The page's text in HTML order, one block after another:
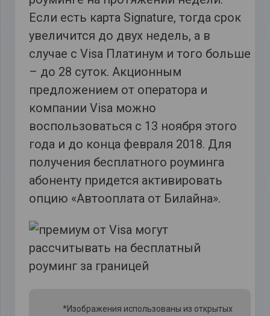
Если есть карта Signature, тогда срок
увеличится до двух недель, а в
случае с Visa Платинум и того больше
– до 28 суток. Акционным
предложением от оператора и
компании Visa можно
воспользоваться с 13 ноября этого
года и до конца февраля 2018. Для
получения бесплатного роуминга
абоненту придется активировать
опцию «Автооплата от Билайна».
*Изображения использованы из открытых